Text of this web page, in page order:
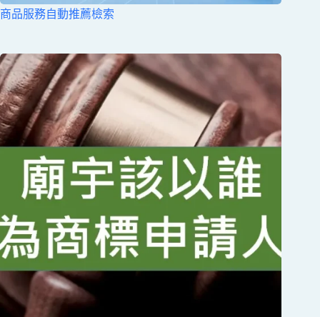
商品服務自動推薦檢索